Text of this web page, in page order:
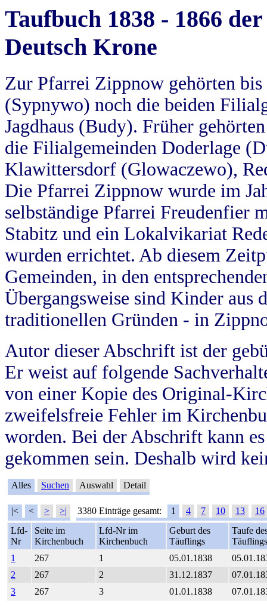
Taufbuch 1838 - 1866
Deutsch Krone
Zur Pfarrei Zippnow gehörten
(Sypnywo) noch die beiden
Jagdhaus (Budy). Früher
die Filialgemeinden Doderlage
Klawittersdorf (Glowaczewo),
Die Pfarrei Zippnow wurde im
selbständige Pfarrei Freudenfier
Stabitz und ein Lokalvikariat
wurden errichtet. Ab diesem
Gemeinden, in den
Übergangsweise sind Kinder aus
traditionellen Gründen - in
Autor dieser Abschrift ist der
Er weist auf folgende
von einer Kopie des Original-
zweifelsfreie Fehler im
worden. Bei der Abschrift kann
gekommen sein. Deshalb wird
Alles Suchen Auswahl Detail
|< < > >| 3380 Einträge gesamt: 1 4 7 10 13
16
Lfd-
Nr
Seite im
Kirchenbuch
Lfd-Nr im
Kirchenbuch
Geburt des
Täuflings
Taufe
Täuflings
1
267 1 05.01.1838
2
267 2 31.12.1837
3
267 3 01.01.1838